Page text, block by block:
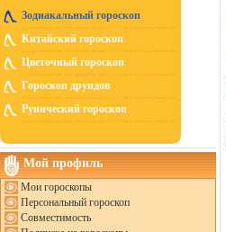
Зодиакальный гороскоп
Китайский гороскоп
Цветочный гороскоп
Гороскоп друидов
Рунический гороскоп
Мой профиль
Мои гороскопы
Персональный гороскоп
Совместимость